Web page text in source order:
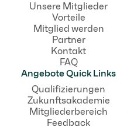
Unsere Mitglieder
Vorteile
Mitglied werden
Partner
Kontakt
FAQ
Angebote Quick Links
Qualifizierungen
Zukunftsakademie
Mitgliederbereich
Feedback